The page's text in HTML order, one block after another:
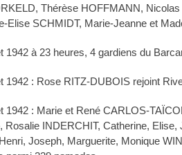
Thérèse HOFFMANN,
Elise SCHMIDT, Marie-Jeanne et
1942 à 23 heures, 4 gardiens du
1942 : Rose RITZ-DUBOIS rejoint
1942 : Marie et René CARLOS-
Rosalie INDERCHIT, Catherine,
Joseph, Marguerite, Monique